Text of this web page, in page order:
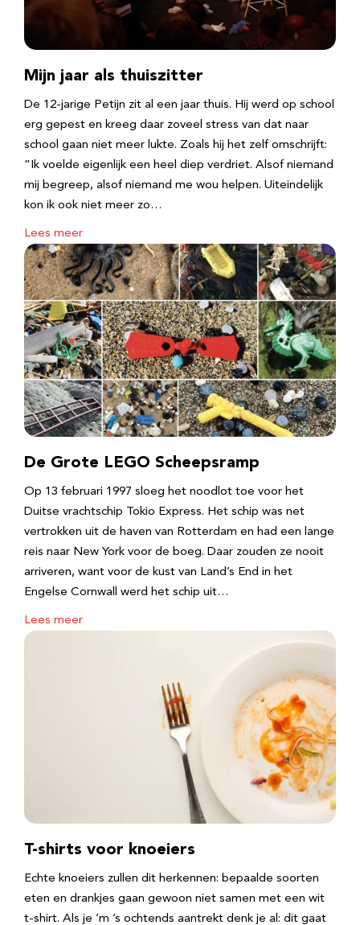
Mijn jaar als thuiszitter
De 12-jarige Petijn zit al een jaar thuis. Hij werd op school
erg gepest en kreeg daar zoveel stress van dat naar
school gaan niet meer lukte. Zoals hij het zelf omschrijft:
“Ik voelde eigenlijk een heel diep verdriet. Alsof niemand
mij begreep, alsof niemand me wou helpen. Uiteindelijk
kon ik ook niet meer zo…
Lees meer
De Grote LEGO Scheepsramp
Op 13 februari 1997 sloeg het noodlot toe voor het
Duitse vrachtschip Tokio Express. Het schip was net
vertrokken uit de haven van Rotterdam en had een lange
reis naar New York voor de boeg. Daar zouden ze nooit
arriveren, want voor de kust van Land’s End in het
Engelse Cornwall werd het schip uit…
Lees meer
T-shirts voor knoeiers
Echte knoeiers zullen dit herkennen: bepaalde soorten
eten en drankjes gaan gewoon niet samen met een wit
t-shirt. Als je ‘m ’s ochtends aantrekt denk je al: dit gaat